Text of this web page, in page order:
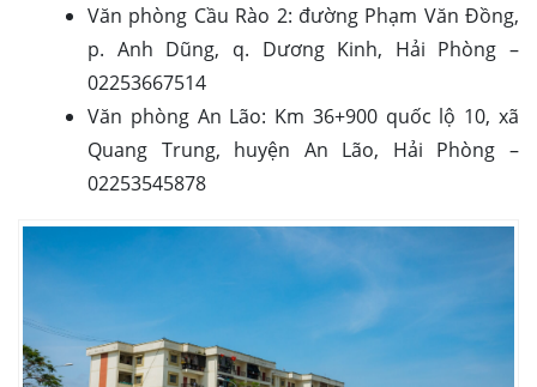
Văn phòng Cầu Rào 2: đường Phạm Văn Đồng,
p. Anh Dũng, q. Dương Kinh, Hải Phòng –
02253667514
Văn phòng An Lão: Km 36+900 quốc lộ 10, xã
Quang Trung, huyện An Lão, Hải Phòng –
02253545878